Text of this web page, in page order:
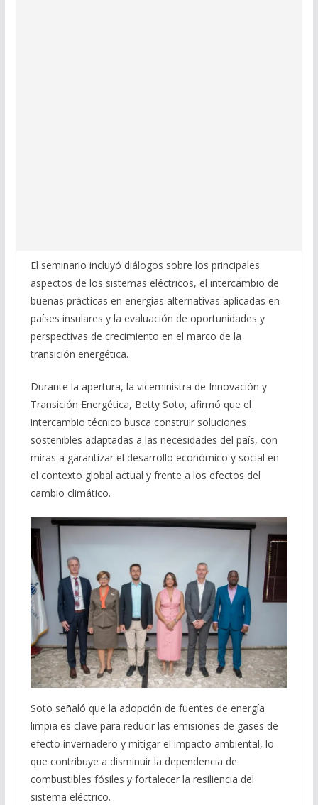
El seminario incluyó diálogos sobre los principales
aspectos de los sistemas eléctricos, el intercambio de
buenas prácticas en energías alternativas aplicadas en
países insulares y la evaluación de oportunidades y
perspectivas de crecimiento en el marco de la
transición energética.
Durante la apertura, la viceministra de Innovación y
Transición Energética, Betty Soto, afirmó que el
intercambio técnico busca construir soluciones
sostenibles adaptadas a las necesidades del país, con
miras a garantizar el desarrollo económico y social en
el contexto global actual y frente a los efectos del
cambio climático.
Soto señaló que la adopción de fuentes de energía
limpia es clave para reducir las emisiones de gases de
efecto invernadero y mitigar el impacto ambiental, lo
que contribuye a disminuir la dependencia de
combustibles fósiles y fortalecer la resiliencia del
sistema eléctrico.